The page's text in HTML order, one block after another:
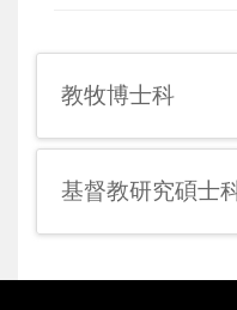
教牧博士科
基督教研究碩士